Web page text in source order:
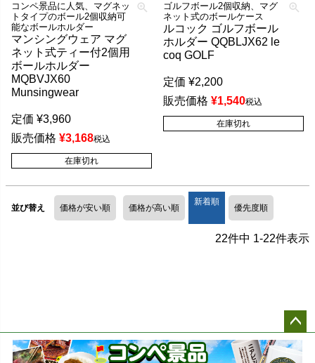
コンペ景品に人気、マグネッ
トタイプのボール2個収納可
能なボールホルダー
マンシングウェア マグ
ネット式ティー付2個用
ボールホルダー
MQBVJX60
Munsingwear
定価 ¥3,960
販売価格 ¥3,168税込
在庫切れ
ゴルフボール2個収納、マグ
ネット式のボールケース
ルコック ゴルフボール
ホルダー QQBLJX62 le
coq GOLF
定価 ¥2,200
販売価格 ¥1,540税込
在庫切れ
並び替え 価格が安い順 価格が高い順
新着順
優先度順
22件中 1-22件表示
ペー